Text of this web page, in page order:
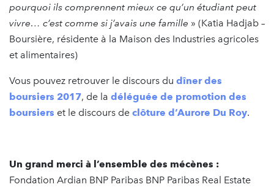
pourquoi ils comprennent mieux ce qu’un étudiant peut
vivre… c’est comme si j’avais une famille » (Katia Hadjab –
Boursière, résidente à la Maison des Industries agricoles
et alimentaires)
Vous pouvez retrouver le discours du dîner des
boursiers 2017, de la déléguée de promotion des
boursiers et le discours de clôture d’Aurore Du Roy.
Un grand merci à l’ensemble des mécènes :
Fondation Ardian BNP Paribas BNP Paribas Real Estate